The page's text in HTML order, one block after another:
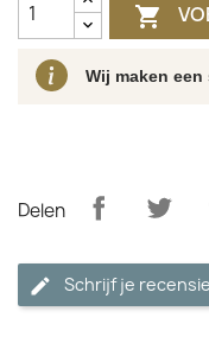

Wij maken
Delen
Schrijf je recensie